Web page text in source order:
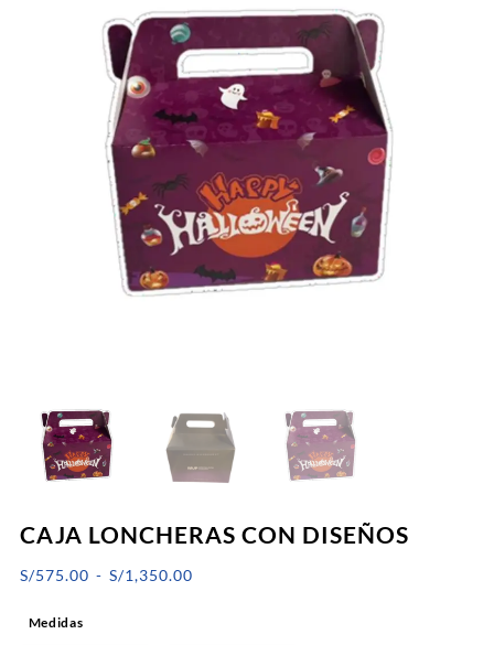
CAJA LONCHERAS CON DISEÑOS
S/575.00 - S/1,350.00Rango
Medidas